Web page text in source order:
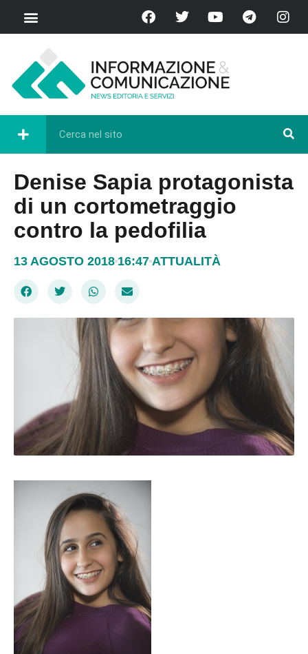
Denise Sapia protagonista
di un cortometraggio
contro la pedofilia
13 AGOSTO 2018 16:47 ATTUALITÀ